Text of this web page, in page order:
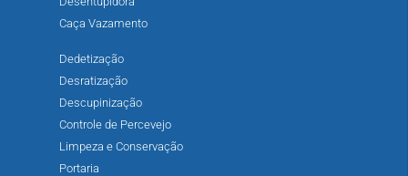
Caça Vazamento
Dedetização
Desratização
Descupinização
Controle de Percevejo
Limpeza e Conservação
Portaria